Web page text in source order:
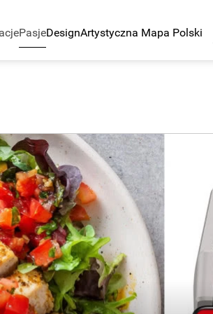
PasjeDesignArtystyczna Mapa Polski